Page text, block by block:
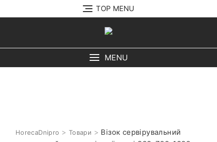
TOP MENU
MENU
HorecaDnipro > Товари > Візок сервірувальний